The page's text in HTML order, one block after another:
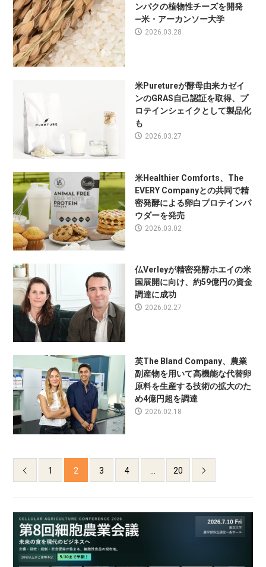
ンパクの植物性チーズを開発
—米・アーカンソー大学
2026.03.28
米Puretureが酵母由来カゼイ
ンのGRAS自己認証を取得、プ
ロテインシェイクとして製品化
も
2026.03.27
米Healthier Comforts、The
EVERY Companyとの共同で精
密発酵による卵白プロテインパ
ウダーを発売
2026.03.02
仏Verleyが精密発酵ホエイの米
国展開に向け、約59億円の資金
調達に成功
2026.02.27
英The Bland Company、農業
副産物を用いて高機能な代替卵
原料を生産する技術の拡大のた
め4億円超を調達
2026.02.18
 1 2 3 4 20 